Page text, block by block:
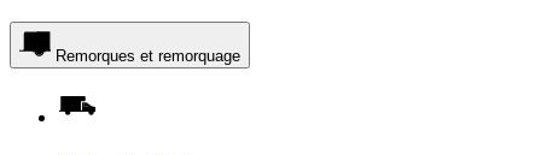
Remorques et remorquage